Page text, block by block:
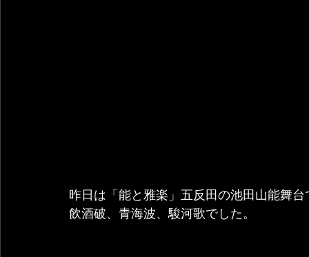
昨日は「能と雅楽」五反田の池田山能舞
飲酒破、青海波、駿河歌でした。